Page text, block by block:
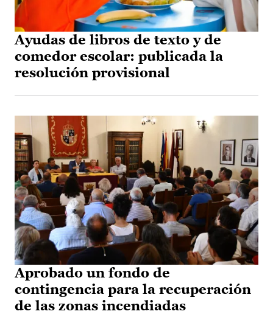
Ayudas de libros de texto y de
comedor escolar: publicada la
resolución provisional
Aprobado un fondo de
contingencia para la recuperación
de las zonas incendiadas